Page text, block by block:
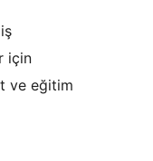
için
ve eğitim